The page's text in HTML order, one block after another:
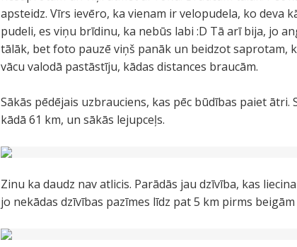
apsteidz. Vīrs ievēro, ka vienam ir velopudela, ko deva
pudeli, es viņu brīdinu, ka nebūs labi :D Tā arī bija, jo
tālāk, bet foto pauzē viņš panāk un beidzot saprotam,
vācu valodā pastāstīju, kādas distances braucām.
Sākās pēdējais uzbrauciens, kas pēc būdības paiet
kādā 61 km, un sākās lejupceļs.
Zinu ka daudz nav atlicis. Parādās jau dzīvība, kas
jo nekādas dzīvības pazīmes līdz pat 5 km pirms